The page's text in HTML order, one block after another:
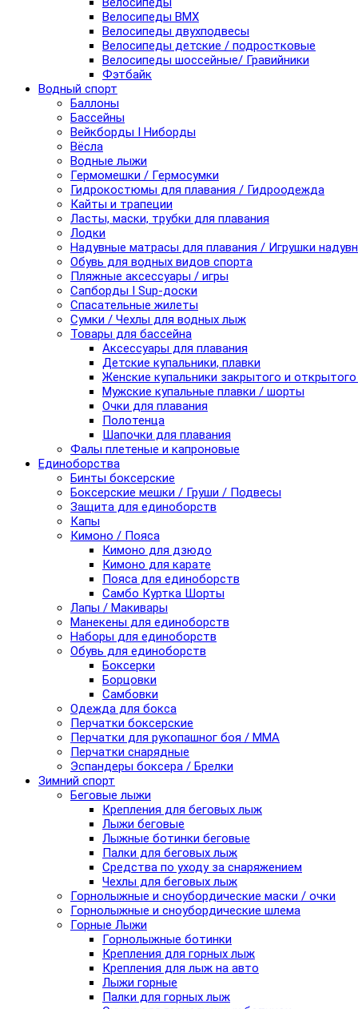
Велосипеды BMX
Велосипеды двухподвесы
Велосипеды детские / подростковые
Велосипеды шоссейные/ Гравийники
Фэтбайк
Водный спорт
Баллоны
Бассейны
Вейкборды I Ниборды
Вёсла
Водные лыжи
Гермомешки / Гермосумки
Гидрокостюмы для плавания / Гидроодежда
Кайты и трапеции
Ласты, маски, трубки для плавания
Лодки
Надувные матрасы для плавания / Игрушки
Обувь для водных видов спорта
Пляжные аксессуары / игры
Сапборды I Sup-доски
Спасательные жилеты
Сумки / Чехлы для водных лыж
Товары для бассейна
Аксессуары для плавания
Детские купальники, плавки
Женские купальники закрытого и
Мужские купальные плавки / шорты
Очки для плавания
Полотенца
Шапочки для плавания
Фалы плетеные и капроновые
Единоборства
Бинты боксерские
Боксерские мешки / Груши / Подвесы
Защита для единоборств
Капы
Кимоно / Пояса
Кимоно для дзюдо
Кимоно для карате
Пояса для единоборств
Самбо Куртка Шорты
Лапы / Макивары
Манекены для единоборств
Наборы для единоборств
Обувь для единоборств
Боксерки
Борцовки
Самбовки
Одежда для бокса
Перчатки боксерские
Перчатки для рукопашног боя / ММА
Перчатки снарядные
Эспандеры боксера / Брелки
Зимний спорт
Беговые лыжи
Крепления для беговых лыж
Лыжи беговые
Лыжные ботинки беговые
Палки для беговых лыж
Средства по уходу за снаряжением
Чехлы для беговых лыж
Горнолыжные и сноубордические маски / очки
Горнолыжные и сноубордические шлема
Горные Лыжи
Горнолыжные ботинки
Крепления для горных лыж
Крепления для лыж на авто
Лыжи горные
Палки для горных лыж